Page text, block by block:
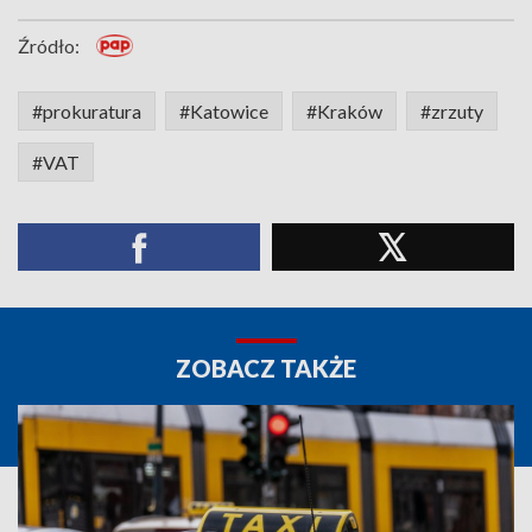
Źródło:
#prokuratura #Katowice #Kraków #zrzuty
#VAT
ZOBACZ TAKŻE